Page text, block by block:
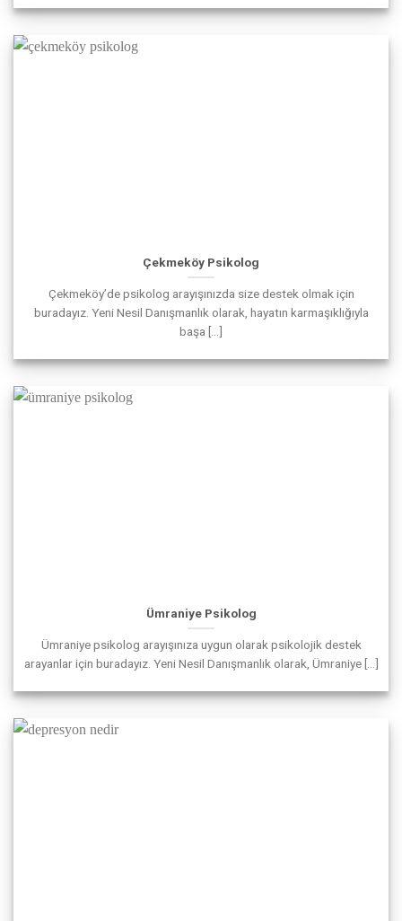
Çekmeköy Psikolog
Çekmeköy’de psikolog arayışınızda size destek olmak için
buradayız. Yeni Nesil Danışmanlık olarak, hayatın karmaşıklığıyla
başa [...]
Ümraniye Psikolog
Ümraniye psikolog arayışınıza uygun olarak psikolojik destek
arayanlar için buradayız. Yeni Nesil Danışmanlık olarak, Ümraniye [...]